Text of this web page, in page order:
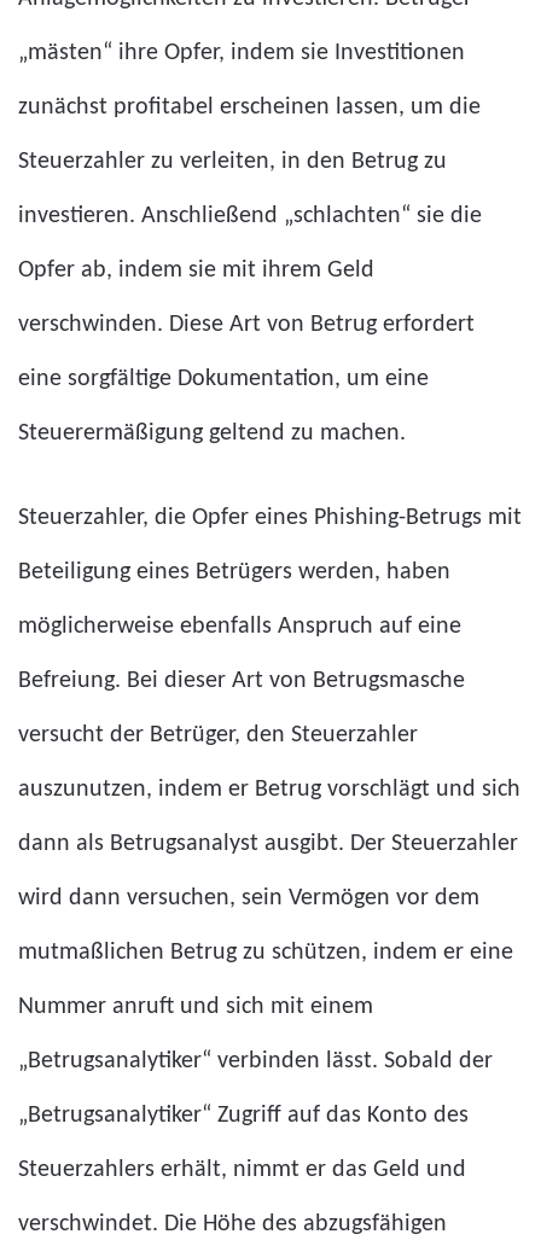
„mästen“ ihre Opfer, indem sie Investitionen
zunächst profitabel erscheinen lassen, um die
Steuerzahler zu verleiten, in den Betrug zu
investieren. Anschließend „schlachten“ sie die
Opfer ab, indem sie mit ihrem Geld
verschwinden. Diese Art von Betrug erfordert
eine sorgfältige Dokumentation, um eine
Steuerermäßigung geltend zu machen.
Steuerzahler, die Opfer eines Phishing-Betrugs mit
Beteiligung eines Betrügers werden, haben
möglicherweise ebenfalls Anspruch auf eine
Befreiung. Bei dieser Art von Betrugsmasche
versucht der Betrüger, den Steuerzahler
auszunutzen, indem er Betrug vorschlägt und sich
dann als Betrugsanalyst ausgibt. Der Steuerzahler
wird dann versuchen, sein Vermögen vor dem
mutmaßlichen Betrug zu schützen, indem er eine
Nummer anruft und sich mit einem
„Betrugsanalytiker“ verbinden lässt. Sobald der
„Betrugsanalytiker“ Zugriff auf das Konto des
Steuerzahlers erhält, nimmt er das Geld und
verschwindet. Die Höhe des abzugsfähigen